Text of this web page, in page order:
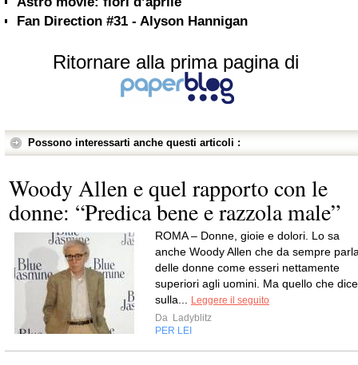
Fan Direction #31 - Alyson Hannigan
Ritornare alla prima pagina di
Possono interessarti anche questi articoli :
Woody Allen e quel rapporto con le
donne: “Predica bene e razzola male”
ROMA – Donne, gioie e dolori. Lo sa
anche Woody Allen che da sempre
delle donne come esseri nettamente
superiori agli uomini. Ma quello che dice
sulla...
Leggere il seguito
Da Ladyblitz
PER LEI